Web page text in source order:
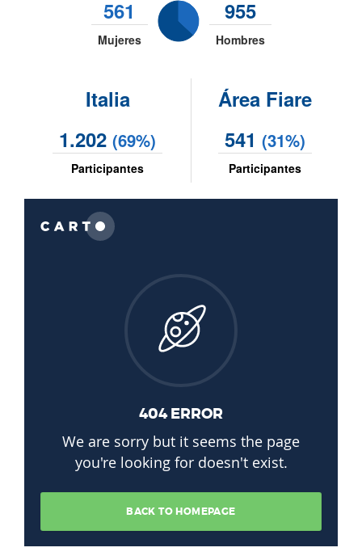
561 955
Mujeres Hombres
Italia
Área Fiare
1.202 (69%)
Participantes
541 (31%)
Participantes